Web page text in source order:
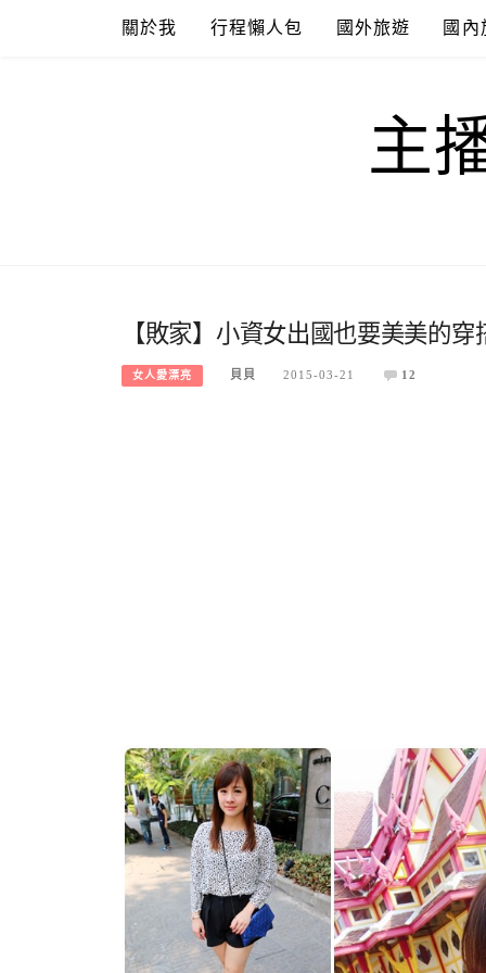
關於我 行程懶人包 國外旅遊 國內
主
【敗家】小資女出國也要美美的
女人愛漂亮 貝貝 2015-03-21 12